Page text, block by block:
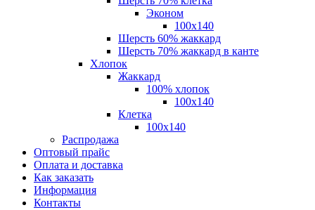
Эконом
100x140
Шерсть 60% жаккард
Шерсть 70% жаккард в канте
Хлопок
Жаккард
100% хлопок
100x140
Клетка
100х140
Распродажа
Оптовый прайс
Оплата и доставка
Как заказать
Информация
Контакты